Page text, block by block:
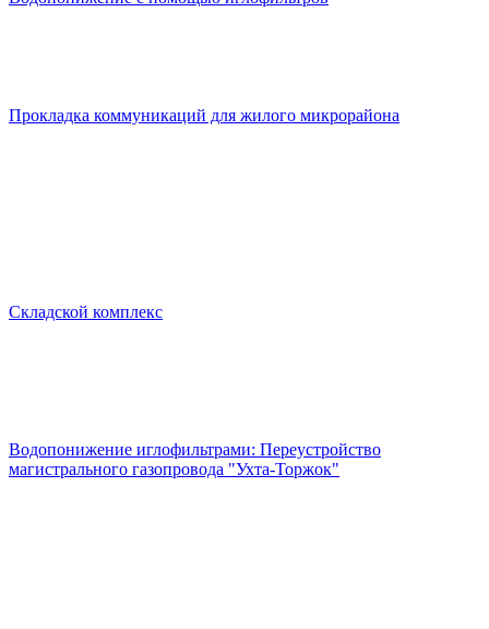
Прокладка коммуникаций для жилого микрорайона
Складской комплекс
Водопонижение иглофильтрами: Переустройство
магистрального газопровода "Ухта-Торжок"